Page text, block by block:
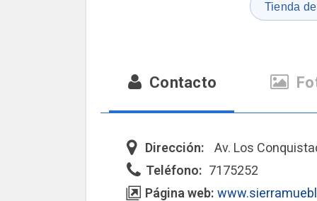
Tienda
Contacto
Dirección:
Av. Los
Teléfono: 7175252
Página web: